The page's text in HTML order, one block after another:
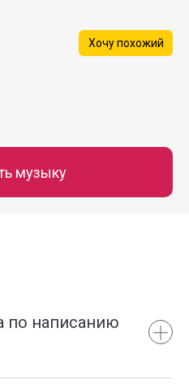
Хочу похожий
музыку
по написанию